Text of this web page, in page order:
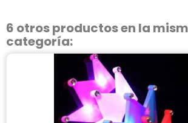
6 otros productos en la
categoría: